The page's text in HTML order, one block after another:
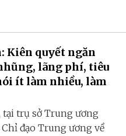
Kiên quyết ngăn
lãng phí, tiêu
ít làm nhiều, làm
tại trụ sở Trung ương
đạo Trung ương về